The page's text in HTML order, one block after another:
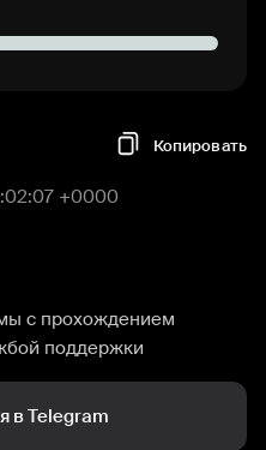
Копировать
+0000
с прохождением
поддержки
в Telegram